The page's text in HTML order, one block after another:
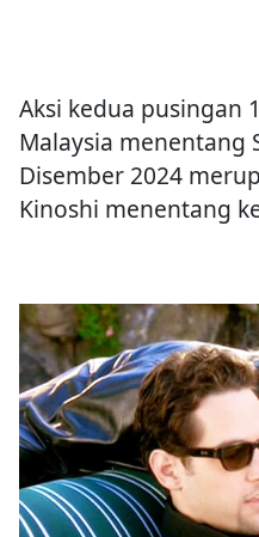
Aksi kedua pusingan
Malaysia menentang
Disember 2024
Kinoshi menentang